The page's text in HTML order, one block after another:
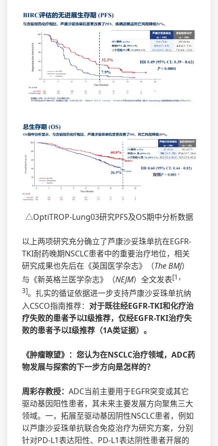
△OptiTROP-Lung03研究PFS及OS期中分析数据
以上两项研究充分确立了芦康沙妥珠单抗在EGFR-
TKI耐药晚期NSCLC患者中的重要治疗地位，相关
研究成果也先后在《英国医学杂志》（The BMJ）
与《新英格兰医学杂志》（NEJM）全文发表[1，
3]。扎实的循证依据进一步支持芦康沙妥珠单抗纳
入CSCO指南推荐： 对于既往经EGFR-TKI和化疗治
疗失败的患者予以I级推荐，仅经EGFR-TKI治疗失
败的患者予以I级推荐（1A类证据）。
《肿瘤瞭望》：您认为在NSCLC治疗领域，ADC药
物发展与探索的下一步方向是怎样的？
周彩存教授： ADC当前主要用于EGFR突变或其它
驱动基因阳性患者，其未来主要发展方向聚焦三大
领域。一，拓展至驱动基因阴性NSCLC患者，例如
以芦康沙妥珠单抗联合免疫治疗为研究方案，分别
针对PD-L1表达阳性、PD-L1表达阴性患者开展的